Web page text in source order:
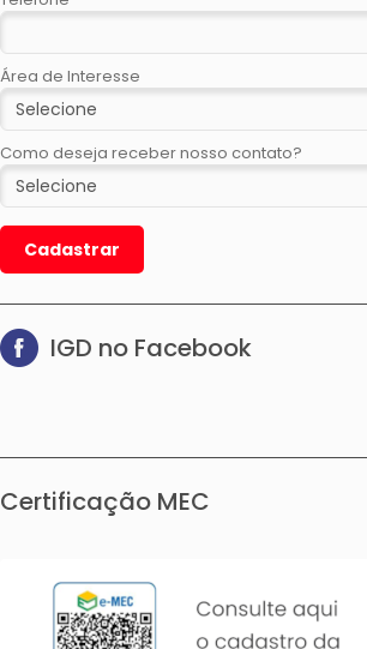
Área de Interesse
Como deseja receber nosso contato?
Cadastrar
IGD no Facebook
Certificação MEC